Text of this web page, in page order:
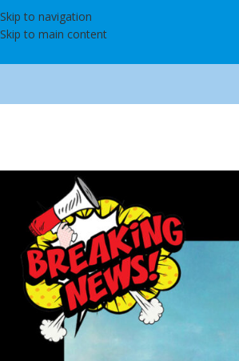
Skip to navigation
Skip to main content